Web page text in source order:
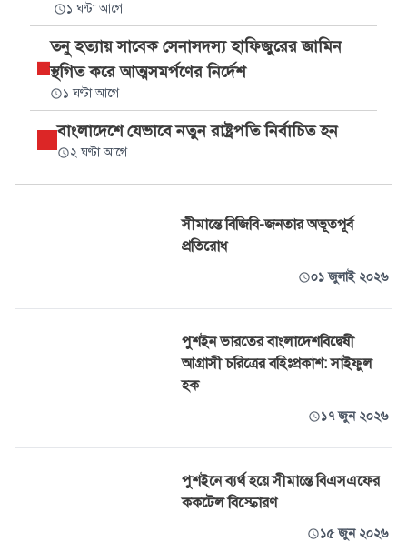
১ ঘণ্টা আগে
তনু হত্যায় সাবেক সেনাসদস্য হাফিজুরের জামিন
স্থগিত করে আত্মসমর্পণের নির্দেশ
১ ঘণ্টা আগে
বাংলাদেশে যেভাবে নতুন রাষ্ট্রপতি নির্বাচিত হন
২ ঘণ্টা আগে
সীমান্তে বিজিবি-জনতার অভূতপূর্ব
প্রতিরোধ
০১ জুলাই ২০২৬
পুশইন ভারতের বাংলাদেশবিদ্বেষী
আগ্রাসী চরিত্রের বহিঃপ্রকাশ: সাইফুল
হক
১৭ জুন ২০২৬
পুশইনে ব্যর্থ হয়ে সীমান্তে বিএসএফের
ককটেল বিস্ফোরণ
১৫ জুন ২০২৬